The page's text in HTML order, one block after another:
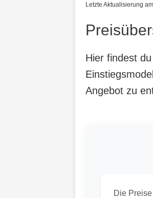
Letzte Aktualisierung
Hier findest
Angebot zu
Die